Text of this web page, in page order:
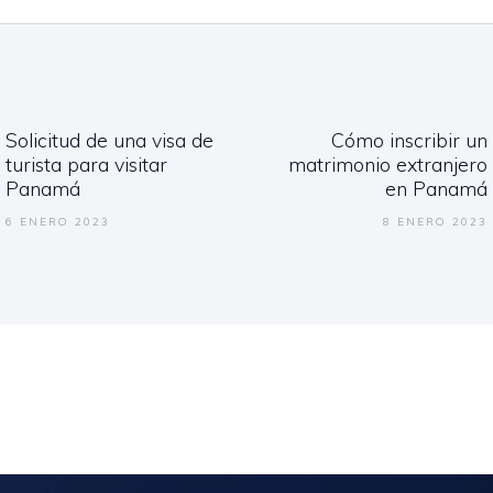
Previous
post:
Solicitud de una visa de
turista para visitar
Panamá
6 ENERO 2023
post:
Cómo inscribir un
matrimonio extranjero
en Panamá
8 ENERO 2023